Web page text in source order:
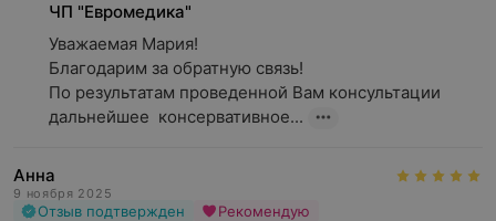
ЧП "Евромедика"
Уважаемая Мария!
Благодарим за обратную связь!
По результатам проведенной Вам консультации
дальнейшее  консервативное...
Анна
9 ноября 2025
Отзыв подтвержден Рекомендую